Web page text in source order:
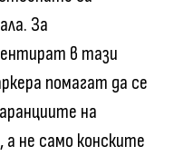
За
в тази
помагат да се
на
не само конските